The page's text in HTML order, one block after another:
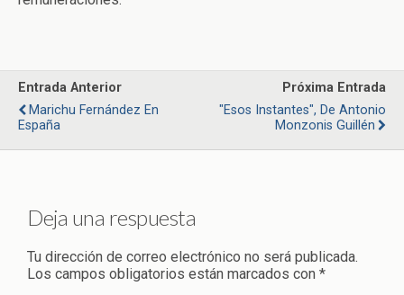
Entrada Anterior
Marichu Fernández En
España
Próxima Entrada
"Esos Instantes", De Antonio
Monzonis Guillén
Deja una respuesta
Tu dirección de correo electrónico no será publicada.
Los campos obligatorios están marcados con *